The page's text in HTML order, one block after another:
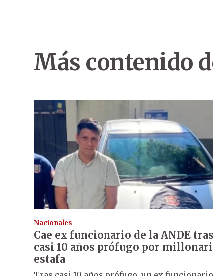
Más contenido
Nacionales
Cae ex funcionario de la ANDE tras
casi 10 años prófugo por
estafa